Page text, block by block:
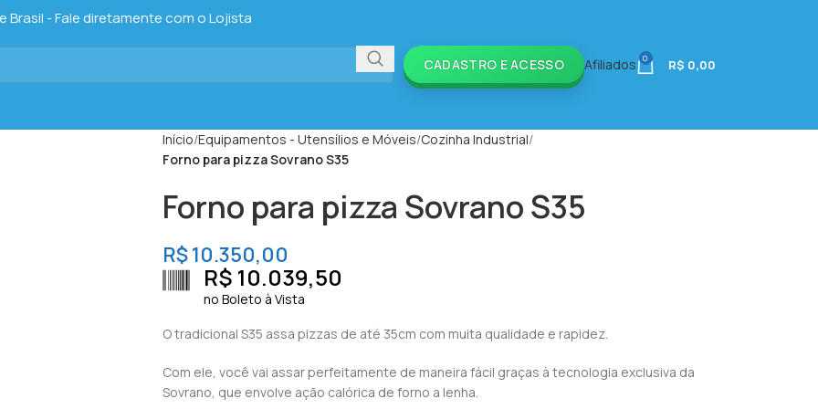
- Fale diretamente com o Lojista
CADASTRO E ACESSO Afiliados 0 R$ 0,00
Início Equipamentos - Utensílios e Móveis Cozinha Industrial
Forno para pizza Sovrano S35
Forno para pizza Sovrano S35
R$10.350,00
R$ 10.039,50
no Boleto à Vista
O tradicional S35 assa pizzas de até 35cm com muita qualidade e rapidez.
Com ele, você vai assar perfeitamente de maneira fácil graças à tecnologia exclusiva da
Sovrano, que envolve ação calórica de forno a lenha.